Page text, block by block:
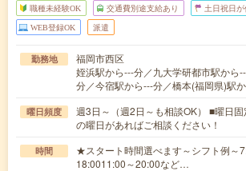
職種未経験OK 交通費別途支給あり 土日祝日が
WEB登録OK 派遣
勤務地
福岡市西区
姪浜駅から---分／九大学研都市駅から
分／今宿駅から---分／橋本(福岡県)駅
曜日頻度
週3日～（週2日～も相談OK） ■曜日
の曜日があればご相談ください！
時間
★スタート時間選べます～シフト例～
18:0011:00～20:00など…